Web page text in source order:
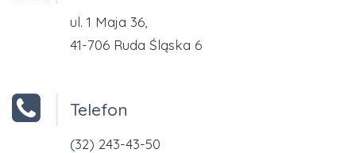
ul. 1 Maja 36,
41-706 Ruda Śląska 6
Telefon
(32) 243-43-50